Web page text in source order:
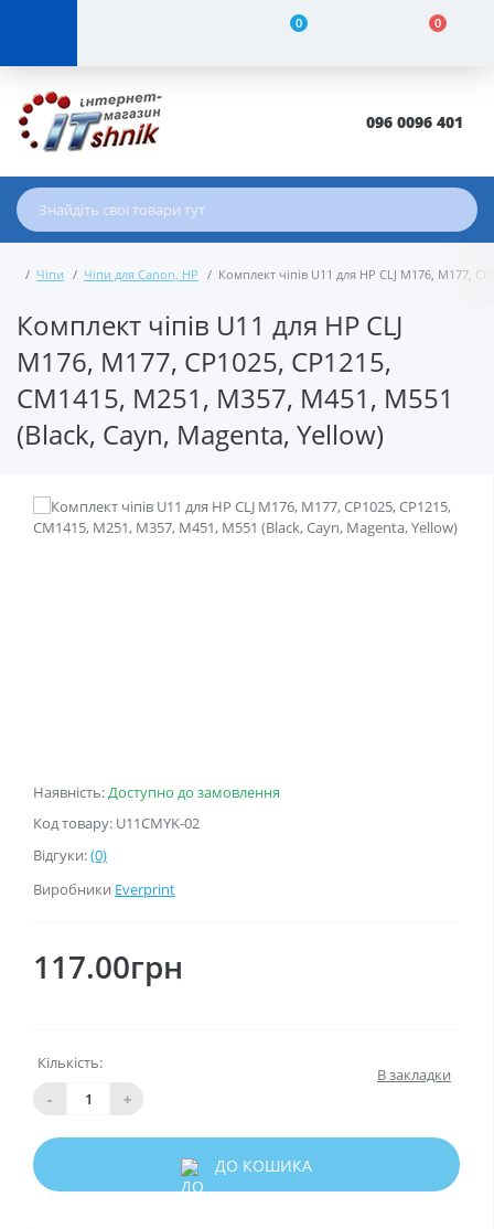
0 0
096 0096 401
Чіпи Чіпи для Canon, HP Комплект чіпів U11 для HP CLJ M176, M177,
Комплект чіпів U11 для HP CLJ
M176, M177, CP1025, CP1215,
CM1415, M251, M357, M451, M551
(Black, Cayn, Magenta, Yellow)
Наявність:Доступно до замовлення
Код товару: U11CMYK-02
Відгуки:(0)
Виробники Everprint
117.00грн
Кількість:
-
+
В закладки
ДО КОШИКА